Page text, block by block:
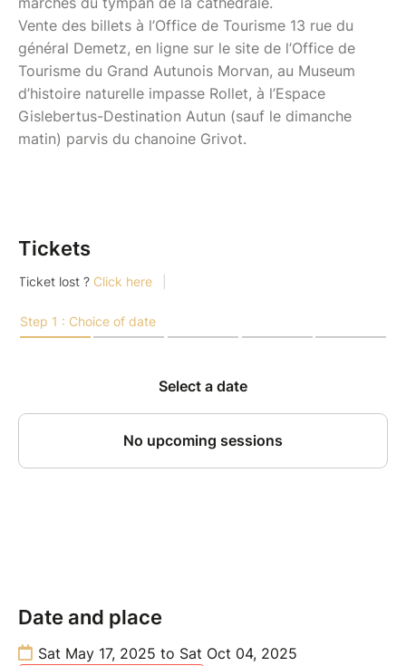
Vente des billets à l’Office de Tourisme 13 rue du
général Demetz, en ligne sur le site de l’Office de
Tourisme du Grand Autunois Morvan, au Museum
d’histoire naturelle impasse Rollet, à l’Espace
Gislebertus-Destination Autun (sauf le dimanche
matin) parvis du chanoine Grivot.
Tickets
Date and place
Sat May 17, 2025 to Sat Oct 04, 2025